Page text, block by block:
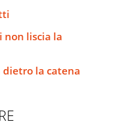
non liscia la
dietro la catena